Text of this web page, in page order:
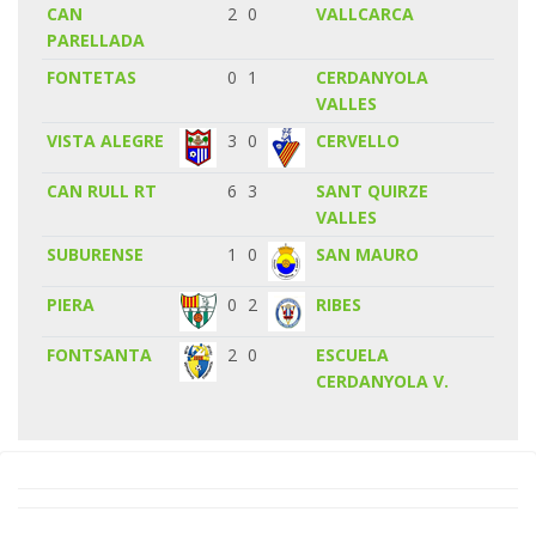
CAN
PARELLADA
2 0 VALLCARCA
FONTETAS 0 1
CERDANYOLA
VALLES
VISTA ALEGRE
3 0 CERVELLO
CAN RULL RT 6 3
SANT QUIRZE
VALLES
SUBURENSE
1 0 SAN MAURO
PIERA 0 2 RIBES
FONTSANTA 2 0
ESCUELA
CERDANYOLA V.